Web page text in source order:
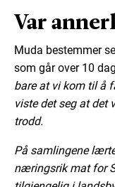
Var
Muda bestemmer
som går over 10
bare at vi kom til å
viste det seg at det
trodd.
På samlingene
næringsrik mat for